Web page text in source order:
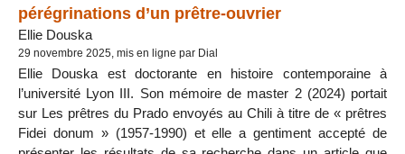
pérégrinations d’un prêtre-ouvrier
Ellie Douska
29 novembre 2025, mis en ligne par Dial
Ellie Douska est doctorante en histoire contemporaine à
l’université Lyon III. Son mémoire de master 2 (2024) portait
sur Les prêtres du Prado envoyés au Chili à titre de « prêtres
Fidei donum » (1957-1990) et elle a gentiment accepté de